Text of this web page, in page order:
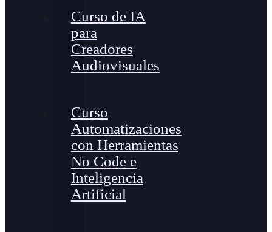
Curso de IA
para
Creadores
Audiovisuales
Curso
Automatizaciones
con Herramientas
No Code e
Inteligencia
Artificial